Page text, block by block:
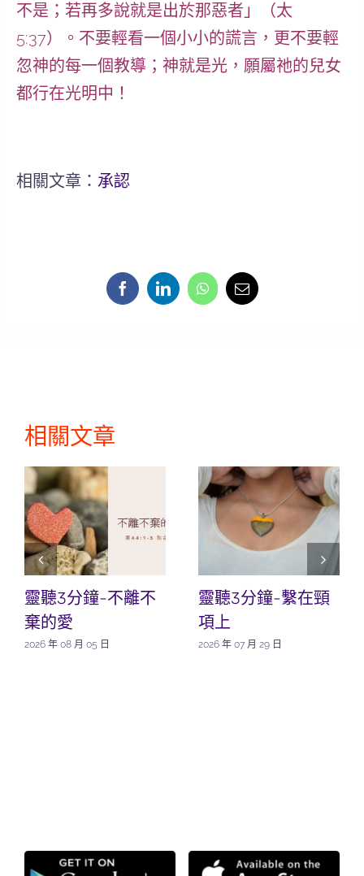
不是；若再多說就是出於那惡者」（太
5:37）。 不要輕看一個小小的謊言，更不要輕
忽神的每一個教導；神就是光，願屬祂的兒女
都行在光明中！
相關文章： 承認
相關文章
靈聽3分鐘-不離不
棄的愛
2026 年 08 月 05 日
靈聽3分鐘-繫在頸
項上
2026 年 07 月 29 日